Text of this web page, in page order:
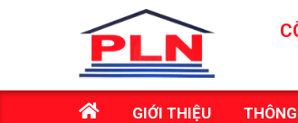
GIỚI THIỆU